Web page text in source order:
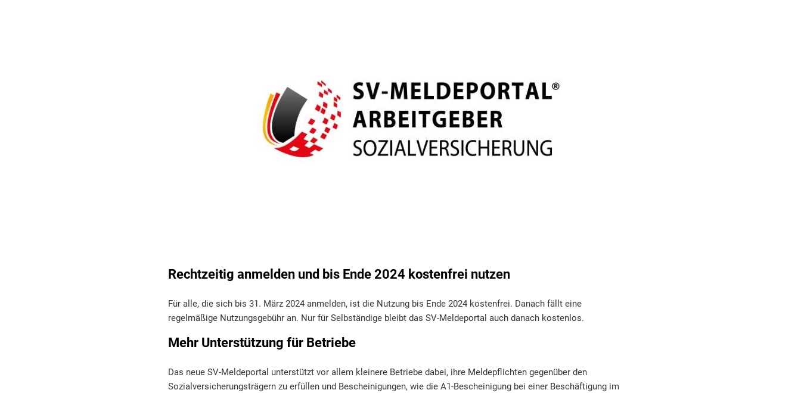
Rechtzeitig anmelden und bis Ende 2024 kostenfrei nutzen
Für alle, die sich bis 31. März 2024 anmelden, ist die Nutzung bis Ende 2024 kostenfrei. Danach fällt eine
regelmäßige Nutzungsgebühr an. Nur für Selbständige bleibt das SV-Meldeportal auch danach kostenlos.
Mehr Unterstützung für Betriebe
Das neue SV-Meldeportal unterstützt vor allem kleinere Betriebe dabei, ihre Meldepflichten gegenüber den
Sozialversicherungsträgern zu erfüllen und Bescheinigungen, wie die A1-Bescheinigung bei einer Beschäftigung im